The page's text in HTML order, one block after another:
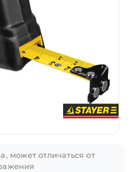
может отличаться от